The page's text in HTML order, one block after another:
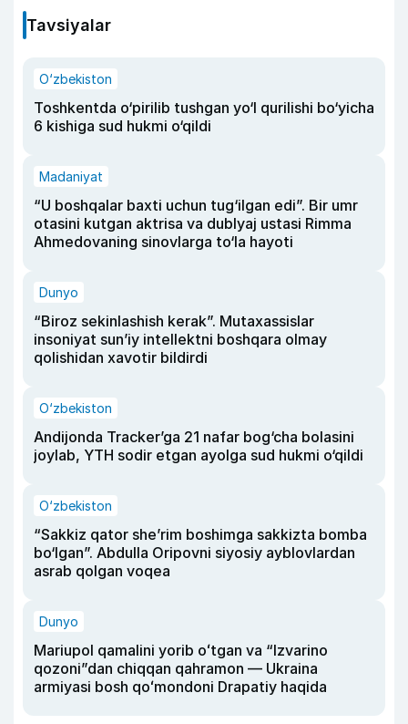
Tavsiyalar
O‘zbekiston
Toshkentda o‘pirilib tushgan yo‘l qurilishi bo‘yicha
6 kishiga sud hukmi o‘qildi
Madaniyat
“U boshqalar baxti uchun tug‘ilgan edi”. Bir umr
otasini kutgan aktrisa va dublyaj ustasi Rimma
Ahmedovaning sinovlarga to‘la hayoti
Dunyo
“Biroz sekinlashish kerak”. Mutaxassislar
insoniyat sun’iy intellektni boshqara olmay
qolishidan xavotir bildirdi
O‘zbekiston
Andijonda Tracker’ga 21 nafar bog‘cha bolasini
joylab, YTH sodir etgan ayolga sud hukmi o‘qildi
O‘zbekiston
“Sakkiz qator she’rim boshimga sakkizta bomba
bo‘lgan”. Abdulla Oripovni siyosiy ayblovlardan
asrab qolgan voqea
Dunyo
Mariupol qamalini yorib oʻtgan va “Izvarino
qozoni”dan chiqqan qahramon — Ukraina
armiyasi bosh qoʻmondoni Drapatiy haqida